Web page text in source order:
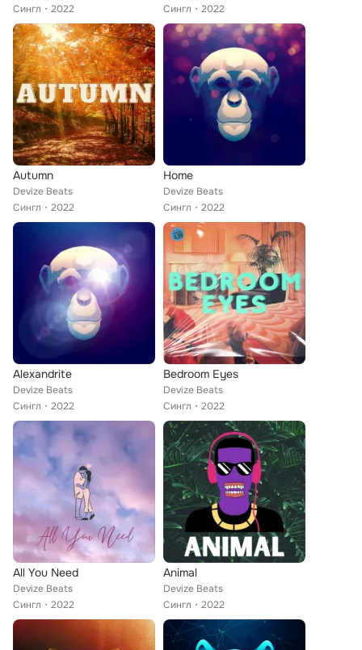
Сингл
2022
Сингл
2022
Autumn
Devize Beats
Сингл
2022
Home
Devize Beats
Сингл
2022
Alexandrite
Devize Beats
Сингл
2022
Bedroom Eyes
Devize Beats
Сингл
2022
All You Need
Devize Beats
Сингл
2022
Animal
Devize Beats
Сингл
2022